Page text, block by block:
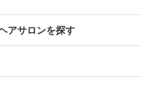
アサロンを探す